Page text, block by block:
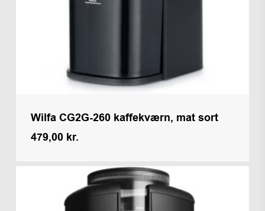
Wilfa CG2G-260 kaffekværn, mat sort
479,00 kr.